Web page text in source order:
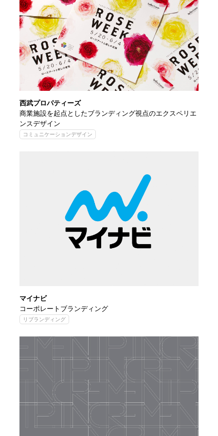
西武プロパティーズ
商業施設を起点としたブランディング視点のエクスペリエ
ンスデザイン
コミュニケーションデザイン
マイナビ
コーポレートブランディング
リブランディング